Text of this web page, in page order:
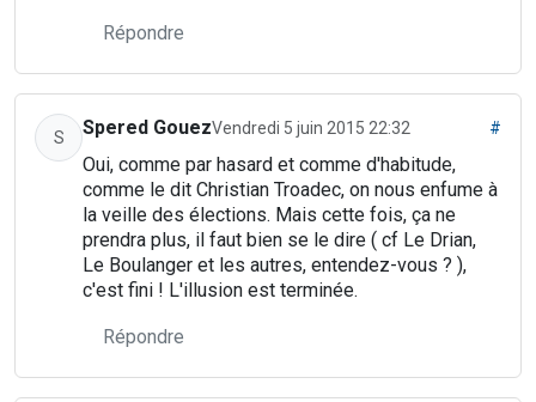
Répondre
S Spered GouezVendredi 5 juin 2015 22:32 #
Oui, comme par hasard et comme d'habitude,
comme le dit Christian Troadec, on nous enfume à
la veille des élections. Mais cette fois, ça ne
prendra plus, il faut bien se le dire ( cf Le Drian,
Le Boulanger et les autres, entendez-vous ? ),
c'est fini ! L'illusion est terminée.
Répondre